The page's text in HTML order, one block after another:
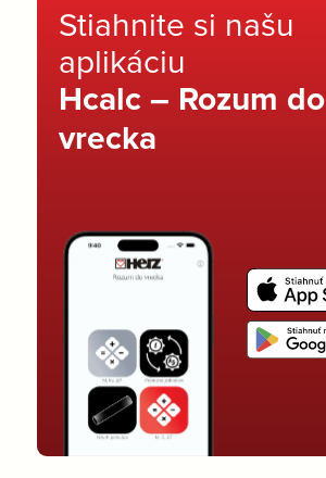
Stiahnite si našu
aplikáciu
Hcalc – Rozum do
vrecka